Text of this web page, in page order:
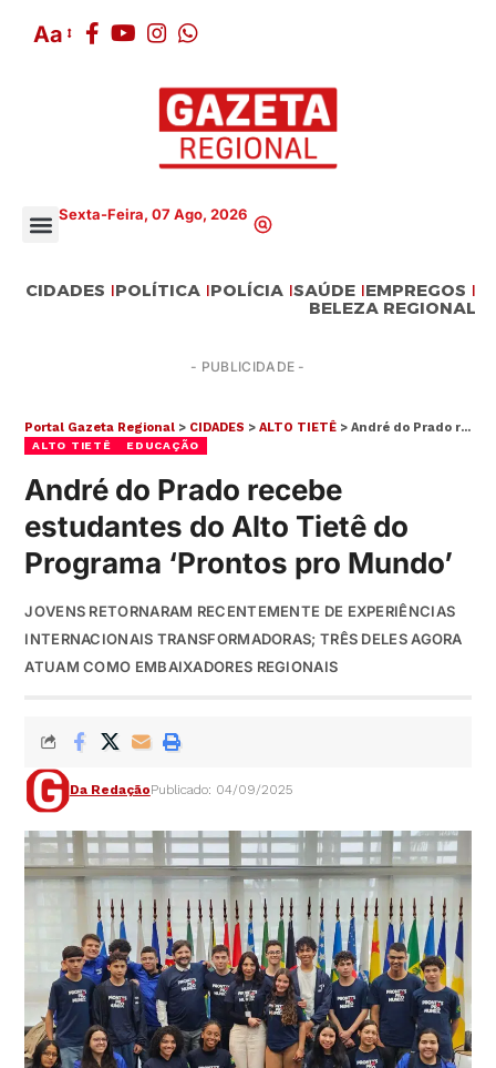
Aa
Sexta-Feira, 07 Ago, 2026
CIDADES POLÍTICA POLÍCIA SAÚDE EMPREGOS
BELEZA REGIONAL
- PUBLICIDADE -
Portal Gazeta Regional > CIDADES >ALTO TIETÊ >André do Prado recebe estudantes do Alto Tietê do Programa ‘Prontos pro Mundo’
ALTO TIETÊ EDUCAÇÃO
André do Prado recebe
estudantes do Alto Tietê do
Programa ‘Prontos pro Mundo’
JOVENS RETORNARAM RECENTEMENTE DE EXPERIÊNCIAS
INTERNACIONAIS TRANSFORMADORAS; TRÊS DELES AGORA
ATUAM COMO EMBAIXADORES REGIONAIS
Da RedaçãoPublicado: 04/09/2025